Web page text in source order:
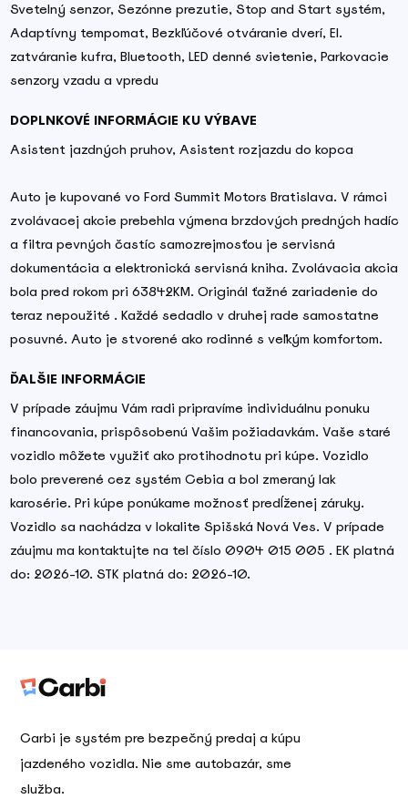
Svetelný senzor, Sezónne prezutie, Stop and Start systém,
Adaptívny tempomat, Bezkľúčové otváranie dverí, El.
zatváranie kufra, Bluetooth, LED denné svietenie, Parkovacie
senzory vzadu a vpredu
DOPLNKOVÉ INFORMÁCIE KU VÝBAVE
Asistent jazdných pruhov, Asistent rozjazdu do kopca
Auto je kupované vo Ford Summit Motors Bratislava. V rámci
zvolávacej akcie prebehla výmena brzdových predných hadíc
a filtra pevných častíc samozrejmosťou je servisná
dokumentácia a elektronická servisná kniha. Zvolávacia akcia
bola pred rokom pri 63842KM. Originál ťažné zariadenie do
teraz nepoužité . Každé sedadlo v druhej rade samostatne
posuvné. Auto je stvorené ako rodinné s veľkým komfortom.
ĎALŠIE INFORMÁCIE
V prípade záujmu Vám radi pripravíme individuálnu ponuku
financovania, prispôsobenú Vašim požiadavkám. Vaše staré
vozidlo môžete využiť ako protihodnotu pri kúpe. Vozidlo
bolo preverené cez systém Cebia a bol zmeraný lak
karosérie. Pri kúpe ponúkame možnosť predĺženej záruky.
Vozidlo sa nachádza v lokalite Spišská Nová Ves. V prípade
záujmu ma kontaktujte na tel číslo 0904 015 005 . EK platná
do: 2026-10. STK platná do: 2026-10.
Carbi je systém pre bezpečný predaj a kúpu
jazdeného vozidla. Nie sme autobazár, sme
služba.